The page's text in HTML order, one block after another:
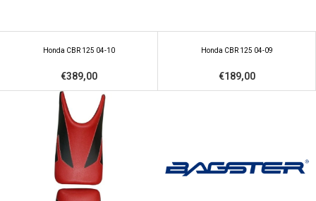
Honda CBR 125 04-10
€389,00
Honda CBR 125 04-09
€189,00